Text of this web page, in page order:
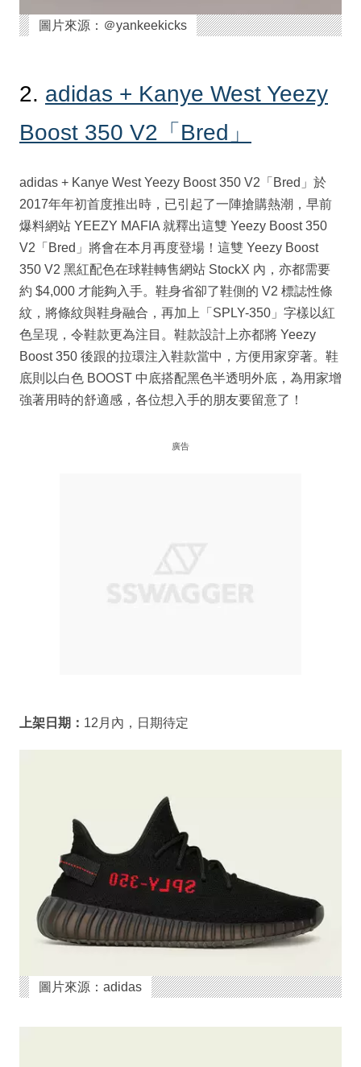
圖片來源：＠yankeekicks
2. adidas + Kanye West Yeezy
Boost 350 V2「Bred」
adidas + Kanye West Yeezy Boost 350 V2「Bred」於
2017年年初首度推出時，已引起了一陣搶購熱潮，早前
爆料網站 YEEZY MAFIA 就釋出這雙 Yeezy Boost 350
V2「Bred」將會在本月再度登場！這雙 Yeezy Boost
350 V2 黑紅配色在球鞋轉售網站 StockX 內，亦都需要
約 $4,000 才能夠入手。鞋身省卻了鞋側的 V2 標誌性條
紋，將條紋與鞋身融合，再加上「SPLY-350」字樣以紅
色呈現，令鞋款更為注目。鞋款設計上亦都將 Yeezy
Boost 350 後跟的拉環注入鞋款當中，方便用家穿著。鞋
底則以白色 BOOST 中底搭配黑色半透明外底，為用家增
強著用時的舒適感，各位想入手的朋友要留意了！
廣告
上架日期： 12月內，日期待定
圖片來源：adidas